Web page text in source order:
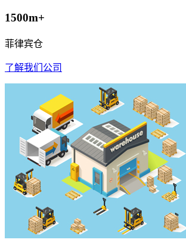
1500m+
菲律宾仓
了解我们公司